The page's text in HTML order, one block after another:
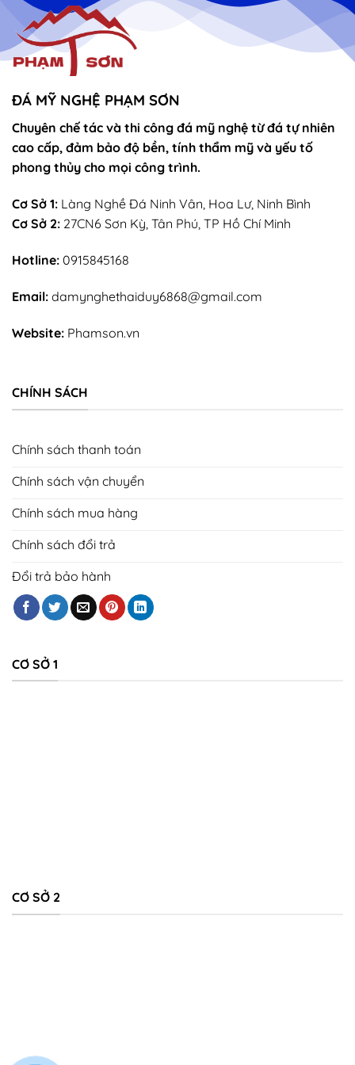
ĐÁ MỸ NGHỆ PHẠM SƠN
Chuyên chế tác và thi công đá mỹ nghệ từ đá tự nhiên
cao cấp, đảm bảo độ bền, tính thẩm mỹ và yếu tố
phong thủy cho mọi công trình.
Cơ Sở 1: Làng Nghề Đá Ninh Vân, Hoa Lư, Ninh Bình
Cơ Sở 2: 27CN6 Sơn Kỳ, Tân Phú, TP Hồ Chí Minh
Hotline: 0915845168
Email: damynghethaiduy6868@gmail.com
Website: Phamson.vn
CHÍNH SÁCH
Chính sách thanh toán
Chính sách vận chuyển
Chính sách mua hàng
Chính sách đổi trả
Đổi trả bảo hành
CƠ SỞ 1
CƠ SỞ 2